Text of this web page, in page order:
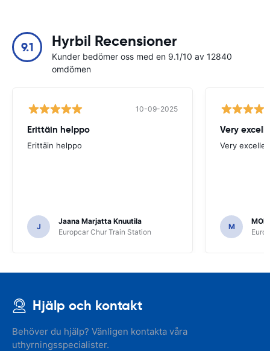
9.1 Hyrbil Recensioner
Kunder bedömer oss med en 9.1/10 av 12840
omdömen
10-09-2025
Erittäin helppo
Erittäin helppo
J
Jaana Marjatta Knuutila
Europcar Chur Train Station
Very
Very
M
Hjälp och kontakt
Behöver du hjälp? Vänligen kontakta våra
uthyrningsspecialister.